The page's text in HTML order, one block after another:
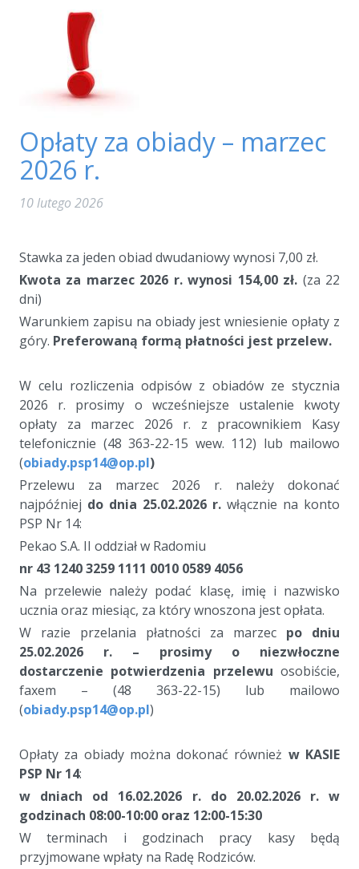
Opłaty za obiady – marzec
2026 r.
10 lutego 2026
Stawka za jeden obiad dwudaniowy wynosi 7,00 zł.
Kwota za marzec 2026 r. wynosi 154,00 zł. (za 22
dni)
Warunkiem zapisu na obiady jest wniesienie opłaty z
góry. Preferowaną formą płatności jest przelew.
W celu rozliczenia odpisów z obiadów ze stycznia
2026 r. prosimy o wcześniejsze ustalenie kwoty
opłaty za marzec 2026 r. z pracownikiem Kasy
telefonicznie (48 363-22-15 wew. 112) lub mailowo
(obiady.psp14@op.pl)
Przelewu za marzec 2026 r. należy dokonać
najpóźniej do dnia 25.02.2026 r. włącznie na konto
PSP Nr 14:
Pekao S.A. II oddział w Radomiu
nr 43 1240 3259 1111 0010 0589 4056
Na przelewie należy podać klasę, imię i nazwisko
ucznia oraz miesiąc, za który wnoszona jest opłata.
W razie przelania płatności za marzec po dniu
25.02.2026 r. – prosimy o niezwłoczne
dostarczenie potwierdzenia przelewu osobiście,
faxem – (48 363-22-15) lub mailowo
(obiady.psp14@op.pl)
Opłaty za obiady można dokonać również w KASIE
PSP Nr 14:
w dniach od 16.02.2026 r. do 20.02.2026 r. w
godzinach 08:00-10:00 oraz 12:00-15:30
W terminach i godzinach pracy kasy będą
przyjmowane wpłaty na Radę Rodziców.